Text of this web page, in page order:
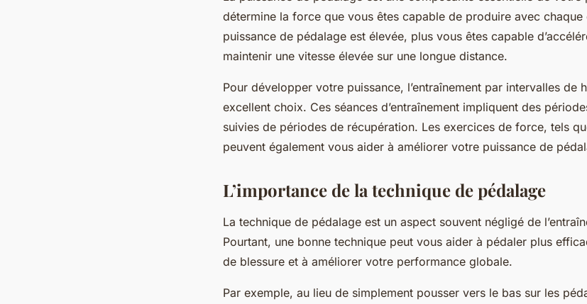
détermine la force que vous êtes capable de produire avec
puissance de pédalage est élevée, plus vous êtes capable
maintenir une vitesse élevée sur une longue distance.
Pour développer votre puissance, l’entraînement par intervalles de
excellent choix. Ces séances d’entraînement impliquent des
suivies de périodes de récupération. Les exercices de force, tels
peuvent également vous aider à améliorer votre puissance de
L’importance de la technique de pédalage
La technique de pédalage est un aspect souvent négligé de
Pourtant, une bonne technique peut vous aider à pédaler plus
de blessure et à améliorer votre performance globale.
Par exemple, au lieu de simplement pousser vers le bas sur les